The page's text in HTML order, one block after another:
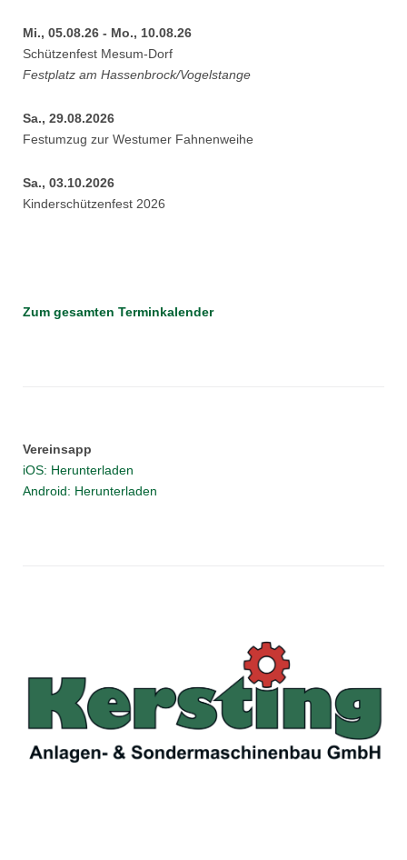
Mi., 05.08.26 - Mo., 10.08.26
Schützenfest Mesum-Dorf
Festplatz am Hassenbrock/Vogelstange
Sa., 29.08.2026
Festumzug zur Westumer Fahnenweihe
Sa., 03.10.2026
Kinderschützenfest 2026
Zum gesamten Terminkalender
Vereinsapp
iOS: Herunterladen
Android: Herunterladen